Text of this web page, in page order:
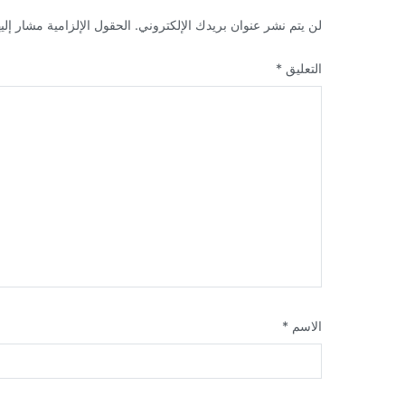
لن يتم نشر عنوان بريدك الإلكتروني. الحقول الإلزامية مشار
التعليق *
الاسم *